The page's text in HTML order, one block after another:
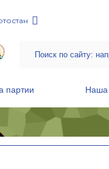
партии Наша